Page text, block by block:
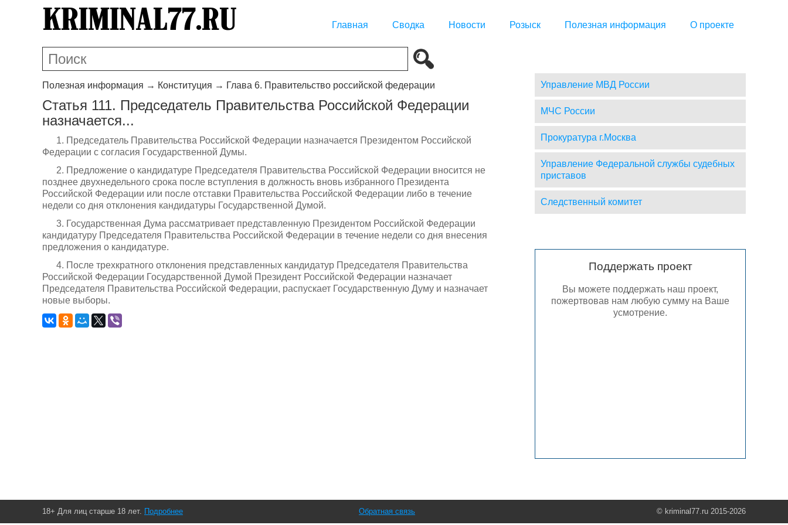
Главная Сводка Новости Розыск Полезная информация О проекте
Полезная информация → Конституция → Глава 6. Правительство российской федерации
Статья 111. Председатель Правительства Российской Федерации
назначается...
1. Председатель Правительства Российской Федерации назначается Президентом Российской
Федерации с согласия Государственной Думы.
2. Предложение о кандидатуре Председателя Правительства Российской Федерации вносится не
позднее двухнедельного срока после вступления в должность вновь избранного Президента
Российской Федерации или после отставки Правительства Российской Федерации либо в течение
недели со дня отклонения кандидатуры Государственной Думой.
3. Государственная Дума рассматривает представленную Президентом Российской Федерации
кандидатуру Председателя Правительства Российской Федерации в течение недели со дня внесения
предложения о кандидатуре.
4. После трехкратного отклонения представленных кандидатур Председателя Правительства
Российской Федерации Государственной Думой Президент Российской Федерации назначает
Председателя Правительства Российской Федерации, распускает Государственную Думу и назначает
новые выборы.
Управление МВД России
МЧС России
Прокуратура г.Москва
Управление Федеральной службы судебных
приставов
Следственный комитет
Поддержать проект
Вы можете поддержать наш проект,
пожертвовав нам любую сумму на Ваше
усмотрение.
18+ Для лиц старше 18 лет. Подробнее © kriminal77.ru 2015-2026
Обратная связь